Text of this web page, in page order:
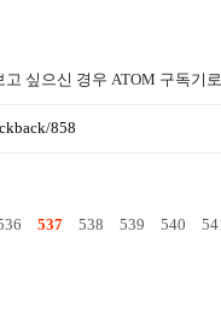
싶으신 경우 ATOM 구독기
858
537 538 539 540